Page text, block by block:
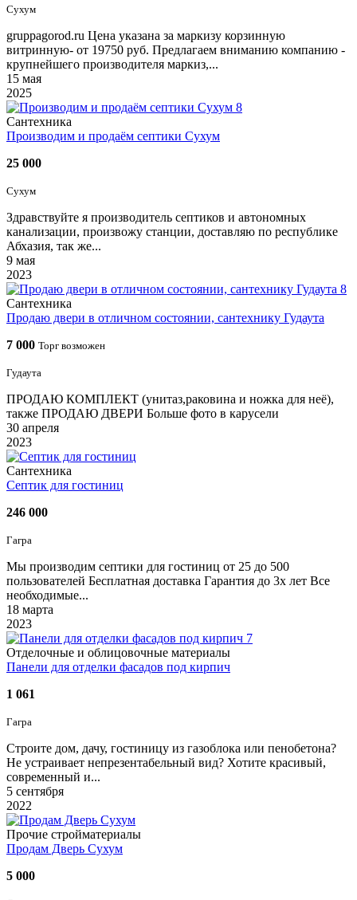
Сухум
gruppagorod.ru Цена указана за маркизу корзинную
витринную- от 19750 руб. Предлагаем вниманию компанию -
крупнейшего производителя маркиз,...
15 мая
2025
8
Сантехника
Производим и продаём септики Сухум
25 000
Сухум
Здравствуйте я производитель септиков и автономных
канализации, произвожу станции, доставляю по республике
Абхазия, так же...
9 мая
2023
8
Сантехника
Продаю двери в отличном состоянии, сантехнику Гудаута
7 000 Торг возможен
Гудаута
ПРОДАЮ КОМПЛЕКТ (унитаз,раковина и ножка для неё),
также ПРОДАЮ ДВЕРИ Больше фото в карусели
30 апреля
2023
Сантехника
Септик для гостиниц
246 000
Гагра
Мы производим септики для гостиниц от 25 до 500
пользователей Бесплатная доставка Гарантия до 3х лет Все
необходимые...
18 марта
2023
7
Отделочные и облицовочные материалы
Панели для отделки фасадов под кирпич
1 061
Гагра
Строите дом, дачу, гостиницу из газоблока или пенобетона?
Не устраивает непрезентабельный вид? Хотите красивый,
современный и...
5 сентября
2022
Прочие стройматериалы
Продам Дверь Сухум
5 000